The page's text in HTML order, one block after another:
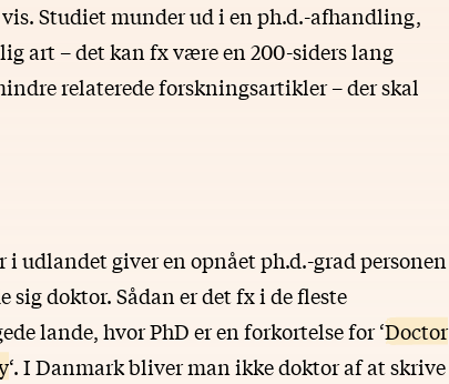
Studiet munder ud i en ph.d.-afhandling,
art – det kan fx være en 200-siders lang
relaterede forskningsartikler – der skal
i udlandet giver en opnået ph.d.-grad personen
sig doktor. Sådan er det fx i de fleste
lande, hvor PhD er en forkortelse for ‘Doctor
‘. I Danmark bliver man ikke doktor af at skrive